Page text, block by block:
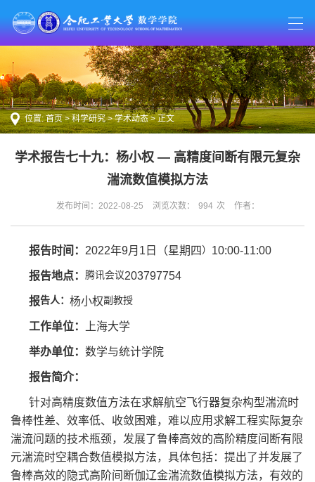
位置:首页>科学研究>学术动态> 正文
学术报告七十九：杨小权 — 高精度间断有限元复杂
湍流数值模拟方法
发布时间：2022-08-25 浏览次数： 994 次 作者：
报告时间： 2022年9月1日（星期 四 ） 10:00-11:00
报告地点： 腾讯会议203797754
报告人： 杨小权副教授
工作单位： 上海大学
举办单位： 数学与统计学院
报告简介：
针对高精度数值方法在求解航空飞行器复杂构型湍流时
鲁棒性差、效率低、收敛困难，难以应用求解工程实际复杂
湍流问题的技术瓶颈，发展了鲁棒高效的高阶精度间断有限
元湍流时空耦合数值模拟方法，具体包括：提出了并发展了
鲁棒高效的隐式高阶间断伽辽金湍流数值模拟方法，有效的